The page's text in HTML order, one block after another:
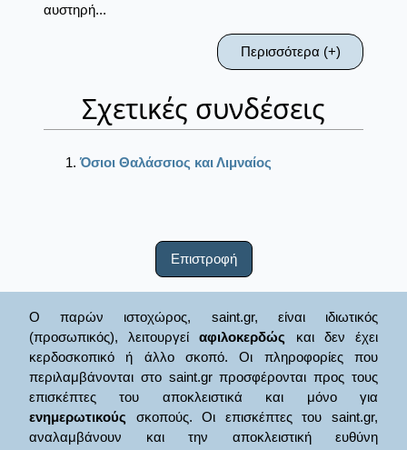
αυστηρή...
Περισσότερα (+)
Σχετικές συνδέσεις
Όσιοι Θαλάσσιος και Λιμναίος
Επιστροφή
Ο παρών ιστοχώρος, saint.gr, είναι ιδιωτικός
(προσωπικός), λειτουργείαφιλοκερδώς και δεν έχει
κερδοσκοπικό ή άλλο σκοπό. Οι πληροφορίες που
περιλαμβάνονται στο saint.gr προσφέρονται προς τους
επισκέπτες του αποκλειστικά και μόνο για
ενημερωτικούς σκοπούς. Οι επισκέπτες του saint.gr,
αναλαμβάνουν και την αποκλειστική ευθύνη